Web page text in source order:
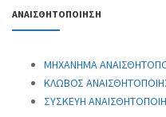
ΑΝΑΙΣΘΗΤΟΠΟΙΗΣΗ
ΜΗΧΑΝΗΜΑ
ΚΛΩΒΟΣ
ΣΥΣΚΕΥΗ